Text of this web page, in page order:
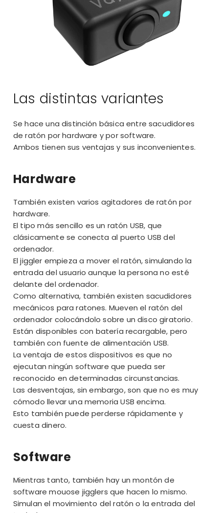
Las distintas variantes
Se hace una distinción básica entre sacudidores
de ratón por hardware y por software.
Ambos tienen sus ventajas y sus inconvenientes.
Hardware
También existen varios agitadores de ratón por
hardware.
El tipo más sencillo es un ratón USB, que
clásicamente se conecta al puerto USB del
ordenador.
El jiggler empieza a mover el ratón, simulando la
entrada del usuario aunque la persona no esté
delante del ordenador.
Como alternativa, también existen sacudidores
mecánicos para ratones. Mueven el ratón del
ordenador colocándolo sobre un disco giratorio.
Están disponibles con batería recargable, pero
también con fuente de alimentación USB.
La ventaja de estos dispositivos es que no
ejecutan ningún software que pueda ser
reconocido en determinadas circunstancias.
Las desventajas, sin embargo, son que no es muy
cómodo llevar una memoria USB encima.
Esto también puede perderse rápidamente y
cuesta dinero.
Software
Mientras tanto, también hay un montón de
software mouose jigglers que hacen lo mismo.
Simulan el movimiento del ratón o la entrada del